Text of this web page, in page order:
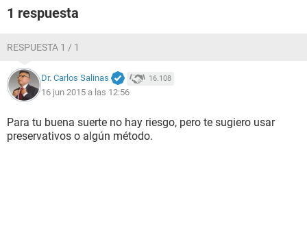
1 respuesta
RESPUESTA 1 / 1
Dr. Carlos Salinas 16.108
16 jun 2015 a las 12:56
Para tu buena suerte no hay riesgo, pero te sugiero usar
preservativos o algún método.